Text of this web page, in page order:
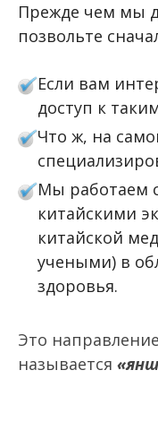
Прежде чем мы
позвольте
Если вам
доступ к
Что ж, на
Мы работаем
китайскими
китайской
учеными) в
здоровья.
Это
называется